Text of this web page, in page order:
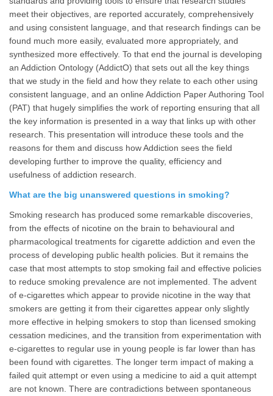
meet their objectives, are reported accurately, comprehensively
and using consistent language, and that research findings can be
found much more easily, evaluated more appropriately, and
synthesized more effectively. To that end the journal is developing
an Addiction Ontology (AddictO) that sets out all the key things
that we study in the field and how they relate to each other using
consistent language, and an online Addiction Paper Authoring Tool
(PAT) that hugely simplifies the work of reporting ensuring that all
the key information is presented in a way that links up with other
research. This presentation will introduce these tools and the
reasons for them and discuss how Addiction sees the field
developing further to improve the quality, efficiency and
usefulness of addiction research.
What are the big unanswered questions in smoking?
Smoking research has produced some remarkable discoveries,
from the effects of nicotine on the brain to behavioural and
pharmacological treatments for cigarette addiction and even the
process of developing public health policies. But it remains the
case that most attempts to stop smoking fail and effective policies
to reduce smoking prevalence are not implemented. The advent
of e-cigarettes which appear to provide nicotine in the way that
smokers are getting it from their cigarettes appear only slightly
more effective in helping smokers to stop than licensed smoking
cessation medicines, and the transition from experimentation with
e-cigarettes to regular use in young people is far lower than has
been found with cigarettes. The longer term impact of making a
failed quit attempt or even using a medicine to aid a quit attempt
are not known. There are contradictions between spontaneous